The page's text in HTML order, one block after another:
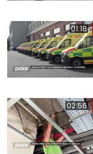
01:18
02:56